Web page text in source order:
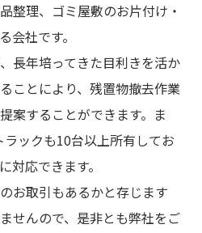
整理、ゴミ屋敷のお片付け・
会社です。
長年培ってきた目利きを活か
ことにより、残置物撤去作業
案することができます。ま
ックも10台以上所有してお
対応できます。
お取引もあるかと存じます
せんので、是非とも弊社をご